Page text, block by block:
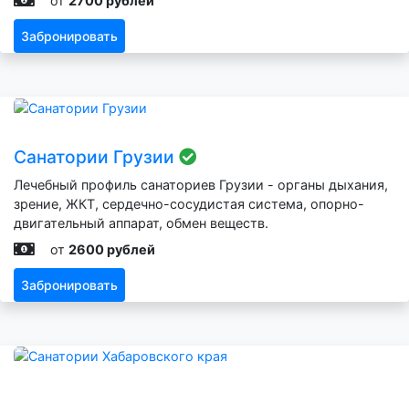
Забронировать
Санатории Грузии
Лечебный профиль санаториев Грузии - органы дыхания,
зрение, ЖКТ, сердечно-сосудистая система, опорно-
двигательный аппарат, обмен веществ.
от 2600 рублей
Забронировать